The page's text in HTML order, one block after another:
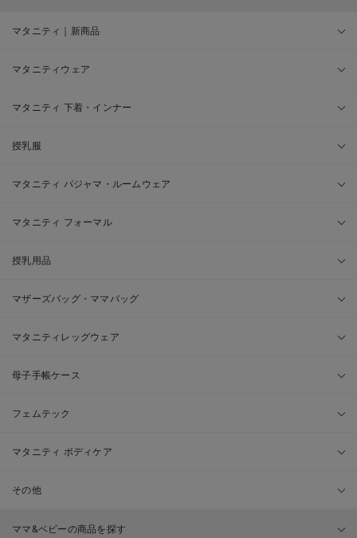
マタニティ｜新商品
マタニティウェア
マタニティ 下着・インナー
授乳服
マタニティ パジャマ・ルームウェア
マタニティ フォーマル
授乳用品
マザーズバッグ・ママバッグ
マタニティレッグウェア
母子手帳ケース
フェムテック
マタニティ ボディケア
その他
ママ&ベビーの商品を探す